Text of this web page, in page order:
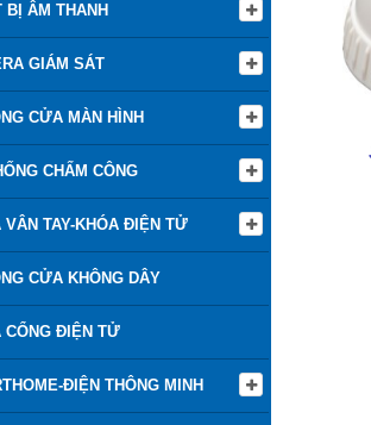
BỊ ÂM THANH
GIÁM SÁT
CỬA MÀN HÌNH
CHẤM CÔNG
VÂN TAY-KHÓA ĐIỆN TỬ
CỬA KHÔNG DÂY
CỔNG ĐIỆN TỬ
ĐIỆN THÔNG MINH